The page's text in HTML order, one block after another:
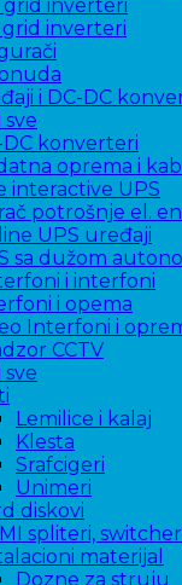
grid inverteri
inverteri
i DC-DC
sve
DC konverteri
oprema i
interactive UPS
potrošnje el.
UPS uređaji
sa dužom
i interfoni
i opema
Interfoni i
CCTV
sve
Lemilice i kalaj
Klesta
Srafcigeri
Unimeri
diskovi
spliteri,
materijal
Dozne za struju